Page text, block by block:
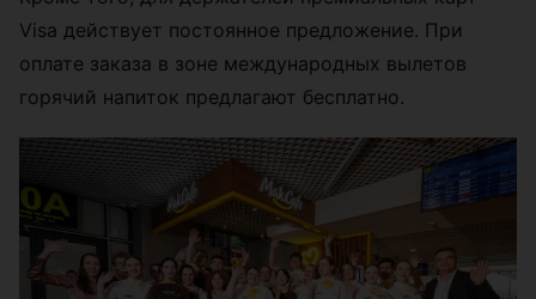
Visa действует постоянное предложение. При
оплате заказа в зоне международных вылетов
горячий напиток предлагают бесплатно.